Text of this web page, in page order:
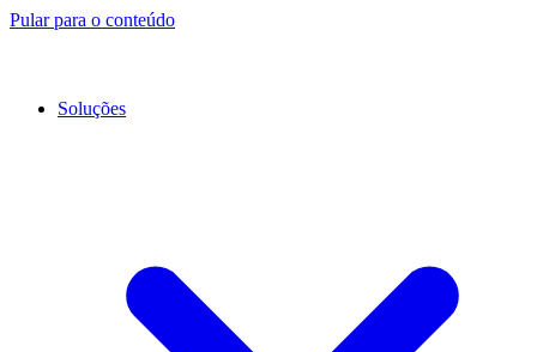
Pular para o conteúdo
Soluções